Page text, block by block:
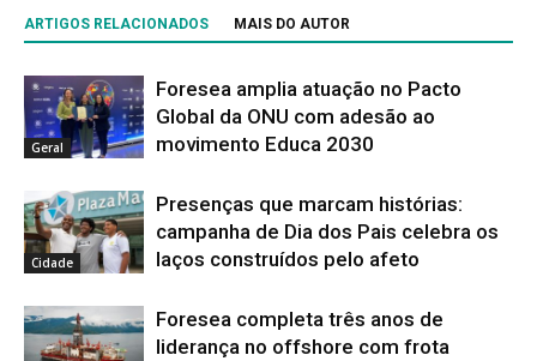
ARTIGOS RELACIONADOS MAIS DO AUTOR
Geral
Foresea amplia atuação no Pacto
Global da ONU com adesão ao
movimento Educa 2030
Cidade
Presenças que marcam histórias:
campanha de Dia dos Pais celebra os
laços construídos pelo afeto
Foresea completa três anos de
liderança no offshore com frota